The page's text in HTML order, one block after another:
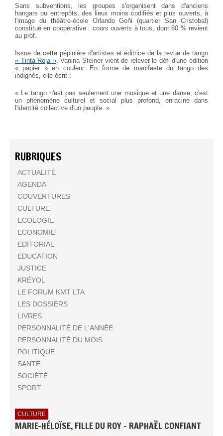
Sans subventions, les groupes s'organisent dans d'anciens
hangars ou entrepôts, des lieux moins codifiés et plus ouverts, à
l'image du théâtre-école Orlando Goñi (quartier San Cristobal)
constitué en coopérative : cours ouverts à tous, dont 60 % revient
au prof.
Issue de cette pépinière d'artistes et éditrice de la revue de tango
« Tinta Roja », Vanina Steiner vient de relever le défi d'une édition
« papier » en couleur. En forme de manifeste du tango des
indignés, elle écrit :
« Le tango n'est pas seulement une musique et une danse, c'est
un phénomène culturel et social plus profond, enraciné dans
l'identité collective d'un peuple. »
RUBRIQUES
ACTUALITÉ
AGENDA
COUVERTURES
CULTURE
ECOLOGIE
ECONOMIE
EDITORIAL
EDUCATION
JUSTICE
KRÉYOL
LE FORUM KMT LTA
LES DOSSIERS
LIVRES
PERSONNALITÉ DE L'ANNÉE
PERSONNALITÉ DU MOIS
POLITIQUE
SANTÉ
SOCIÉTÉ
SPORT
CULTURE
MARIE-HÉLOÏSE, FILLE DU ROY - RAPHAËL CONFIANT